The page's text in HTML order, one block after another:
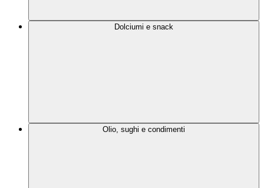
Dolciumi e snack
Olio, sughi e condimenti